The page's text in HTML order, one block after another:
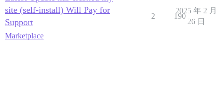
site (self-install) Will Pay for
Support
Marketplace
2 190
2025 年 2 月
26 日